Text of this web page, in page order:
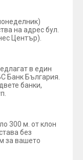
на адрес бул.
Център).
в един
Банк България.
банки,
300 м. от клон
без
за вашето